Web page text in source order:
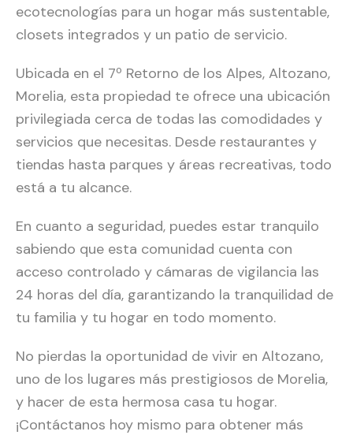
ecotecnologías para un hogar más sustentable,
closets integrados y un patio de servicio.
Ubicada en el 7º Retorno de los Alpes, Altozano,
Morelia, esta propiedad te ofrece una ubicación
privilegiada cerca de todas las comodidades y
servicios que necesitas. Desde restaurantes y
tiendas hasta parques y áreas recreativas, todo
está a tu alcance.
En cuanto a seguridad, puedes estar tranquilo
sabiendo que esta comunidad cuenta con
acceso controlado y cámaras de vigilancia las
24 horas del día, garantizando la tranquilidad de
tu familia y tu hogar en todo momento.
No pierdas la oportunidad de vivir en Altozano,
uno de los lugares más prestigiosos de Morelia,
y hacer de esta hermosa casa tu hogar.
¡Contáctanos hoy mismo para obtener más